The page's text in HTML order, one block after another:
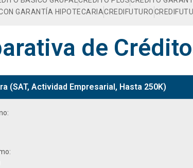
GARANTÍA HIPOTECARIACREDIFUTURO
de
(SAT, Actividad Empresarial, Hasta 250K)